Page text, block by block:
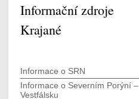
Informační zdroje
Krajané
Informace o SRN
Informace o Severním Porýní –
Vestfálsku